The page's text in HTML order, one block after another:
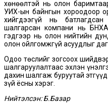
хөнөөлтэй нь олон
УИХ-ын байнгын хороодоор
хийгдээгүй нь
шалгарсан компани нь
гэдгээр нь олон нийтийн
олон ойлгомжгүй асуудлыг
Одоо төслийг зогсоох
шалгаруулалтаас эхлэн
дахин шалгаж буруутай
зүй ёсны хэрэг.
Нийтэлсэн: Б.Базар